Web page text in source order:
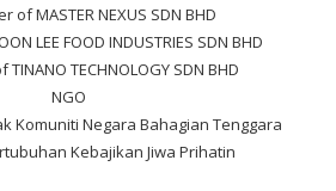
of MASTER NEXUS SDN BHD
LEE FOOD INDUSTRIES SDN BHD
TECHNOLOGY SDN BHD
NGO
Komuniti Negara Bahagian Tenggara
Kebajikan Jiwa Prihatin